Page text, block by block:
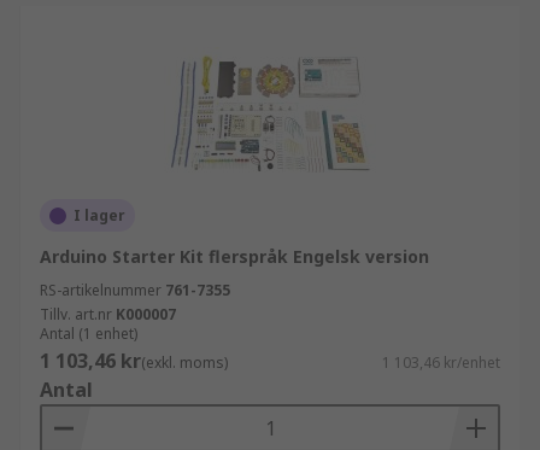
Arduino Due - baserad på en 32-bitars ARM
Cortex-M3 mikrokontroller. Den erbjuder
betydligt högre bearbetningskraft och ytterligare
funktioner, vilket gör den lämplig för mer
avancerade projekt och applikationer som kräver
realtidsbearbetning.
I lager
Arduino Starter Kit flerspråk Engelsk version
RS-artikelnummer 761-7355
Tillv. art.nr K000007
Antal (1 enhet)
1 103,46 kr(exkl. moms) 1 103,46 kr/enhet
Antal